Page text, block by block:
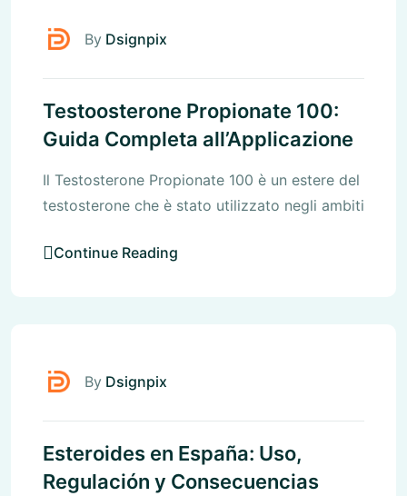
By Dsignpix
Testoosterone Propionate 100:
Guida Completa all’Applicazione
Il Testosterone Propionate 100 è un estere del
testosterone che è stato utilizzato negli ambiti
Continue Reading
By Dsignpix
Esteroides en España: Uso,
Regulación y Consecuencias